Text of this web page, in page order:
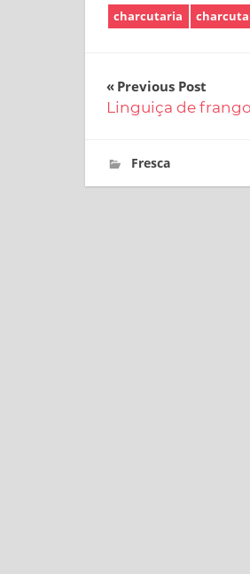
charcutaria
Navegação
de
Post
Previous Post
Linguiça de
8 de outubro de 2019
charcutaria.blog.br
Fresca